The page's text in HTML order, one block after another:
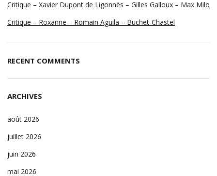
Critique – Xavier Dupont de Ligonnès – Gilles Galloux – Max Milo
Critique – Roxanne – Romain Aguila – Buchet-Chastel
RECENT COMMENTS
ARCHIVES
août 2026
juillet 2026
juin 2026
mai 2026